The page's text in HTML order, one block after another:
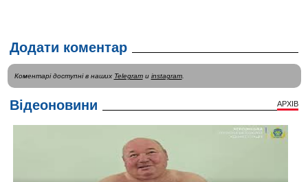
Додати коментар
Коментарі доступні в наших Telegramи instagram.
Відеоновини АРХІВ